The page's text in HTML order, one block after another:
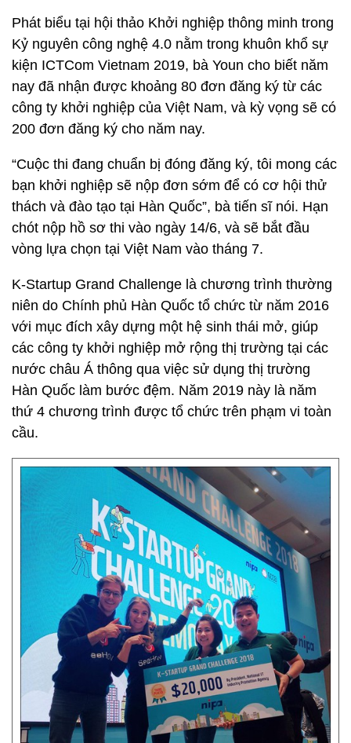
Phát biểu tại hội thảo Khởi nghiệp thông minh trong
Kỷ nguyên công nghệ 4.0 nằm trong khuôn khổ sự
kiện ICTCom Vietnam 2019, bà Youn cho biết năm
nay đã nhận được khoảng 80 đơn đăng ký từ các
công ty khởi nghiệp của Việt Nam, và kỳ vọng sẽ có
200 đơn đăng ký cho năm nay.
“Cuộc thi đang chuẩn bị đóng đăng ký, tôi mong các
bạn khởi nghiệp sẽ nộp đơn sớm để có cơ hội thử
thách và đào tạo tại Hàn Quốc”, bà tiến sĩ nói. Hạn
chót nộp hồ sơ thi vào ngày 14/6, và sẽ bắt đầu
vòng lựa chọn tại Việt Nam vào tháng 7.
K-Startup Grand Challenge là chương trình thường
niên do Chính phủ Hàn Quốc tổ chức từ năm 2016
với mục đích xây dựng một hệ sinh thái mở, giúp
các công ty khởi nghiệp mở rộng thị trường tại các
nước châu Á thông qua việc sử dụng thị trường
Hàn Quốc làm bước đệm. Năm 2019 này là năm
thứ 4 chương trình được tổ chức trên phạm vi toàn
cầu.